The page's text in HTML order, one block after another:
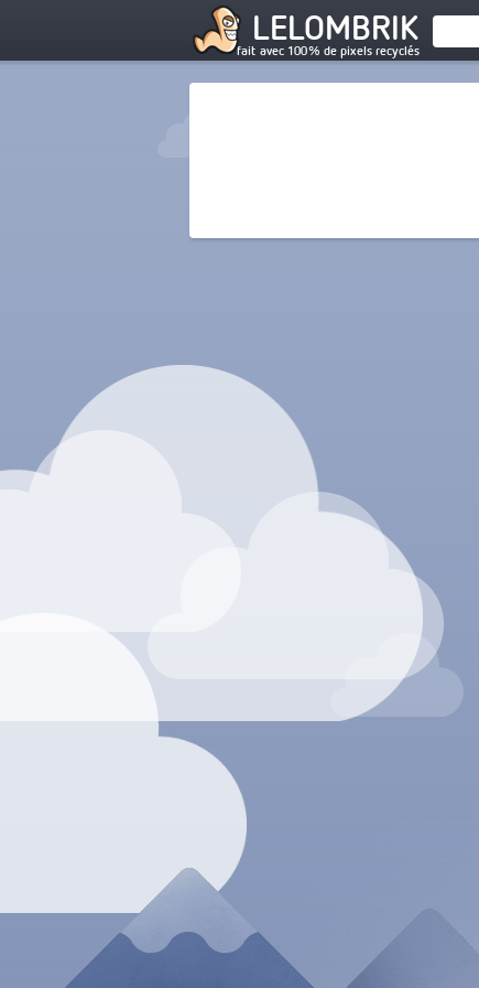
LELOMBRIK
fait avec 100% de pixels recyclés